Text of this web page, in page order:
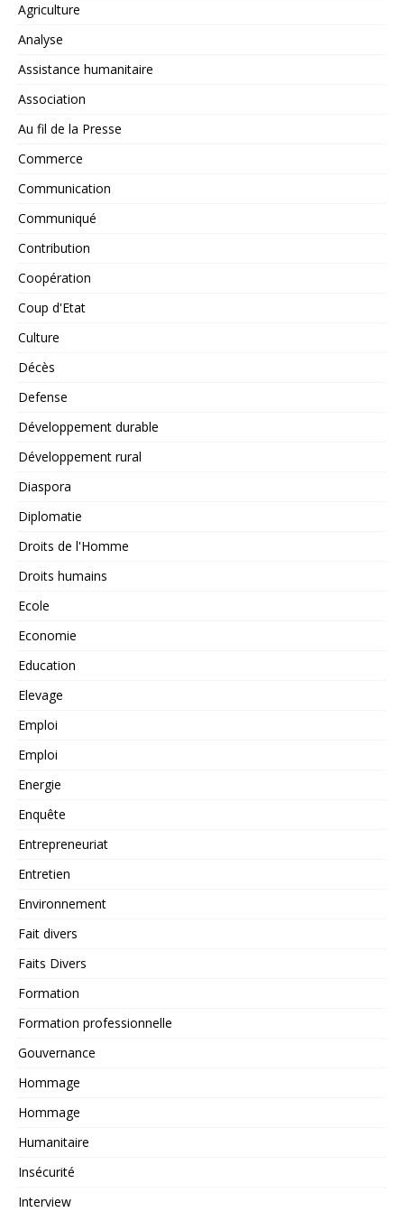
Agriculture
Analyse
Assistance humanitaire
Association
Au fil de la Presse
Commerce
Communication
Communiqué
Contribution
Coopération
Coup d'Etat
Culture
Décès
Defense
Développement durable
Développement rural
Diaspora
Diplomatie
Droits de l'Homme
Droits humains
Ecole
Economie
Education
Elevage
Emploi
Emploi
Energie
Enquête
Entrepreneuriat
Entretien
Environnement
Fait divers
Faits Divers
Formation
Formation professionnelle
Gouvernance
Hommage
Hommage
Humanitaire
Insécurité
Interview